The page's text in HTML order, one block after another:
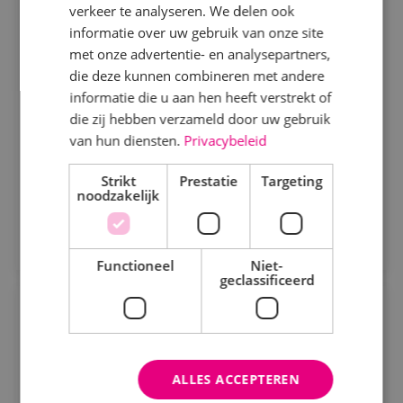
Beveiligingstechniek
Elektrotechniek
Energietechniek
Staf
Uren
Fulltime
Parttime
MBO
Elektrotechniek Fulltime
Sprundel
Als servicemonteur bij BINK ben je
verantwoordelijk voor het onderhouden, analyseren
en verhelpen van storingen aan elektronische
Bekijk vacature
Direct solliciteren
Projectmonteur elektrotechniek utiliteit
Kaatsheuvel, Sprundel
verkeer te analyseren. We delen ook
informatie over uw gebruik van onze site
met onze advertentie- en analysepartners,
die deze kunnen combineren met andere
informatie die u aan hen heeft verstrekt of
die zij hebben verzameld door uw gebruik
van hun diensten. Privacybeleid
Strikt
noodzakelijk
Prestatie Targeting
Functioneel
Niet-
geclassificeerd
ALLES ACCEPTEREN